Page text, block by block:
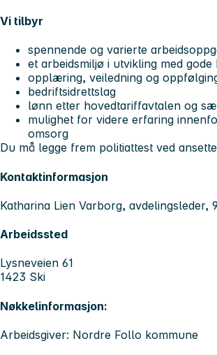
Vi tilbyr
spennende og varierte
et arbeidsmiljø i utvikling med
opplæring, veiledning og
bedriftsidrettslag
lønn etter hovedtariffavtalen og
mulighet for videre erfaring
omsorg
Du må legge frem politiattest ved
Kontaktinformasjon
Katharina Lien Varborg, avdelingsleder,
Arbeidssted
Lysneveien 61
1423 Ski
Nøkkelinformasjon:
Arbeidsgiver: Nordre Follo kommune